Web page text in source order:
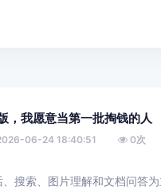
，我愿意当第一批掏钱的人
06-24 18:40:51 0次
搜索、图片理解和文档问答为